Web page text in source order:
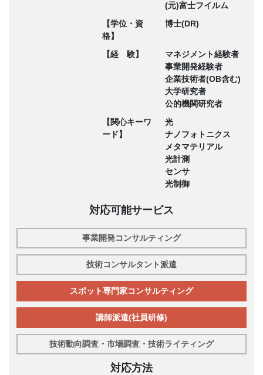
(元)富士フイルム
【学位・資
格】
博士(DR)
【経 験】
マネジメント経験者
事業開発経験者
企業技術者(OB含む)
大学研究者
公的機関研究者
【関心キーワ
ード】
光
ナノフォトニクス
メタマテリアル
光計測
センサ
光制御
対応可能サービス
事業開発コンサルティング
技術コンサルタント派遣
スポット専門家コンサルティング
講師派遣(社員研修)
技術動向調査・市場調査・技術ライティング
対応方法